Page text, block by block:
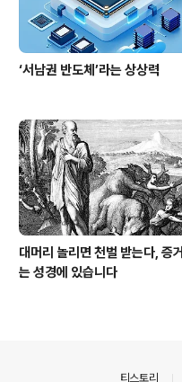
‘서남권 반도체’라는 상상력
대머리 놀리면 천벌 받는다, 증거
는 성경에 있습니다
티스토리